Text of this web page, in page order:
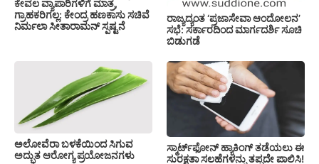
ಕೇವಲ ವ್ಯಾಪಾರಿಗಳಿಗೆ ಮಾತ್ರ,
ಗ್ರಾಹಕರಿಗಲ್ಲ: ಕೇಂದ್ರ ಹಣಕಾಸು ಸಚಿವೆ
ನಿರ್ಮಲಾ ಸೀತಾರಾಮನ್ ಸ್ಪಷ್ಟನೆ
ರಾಜ್ಯದ್ಯಂತ ‘ಪ್ರಜಾಸೇವಾ ಆಂದೋಲನ’
ಸಭೆ: ಸರ್ಕಾರದಿಂದ ಮಾರ್ಗದರ್ಶಿ ಸೂಚಿ
ಬಿಡುಗಡೆ
ಅಲೋವೆರಾ ಬಳಕೆಯಿಂದ ಸಿಗುವ
ಅದ್ಭುತ ಆರೋಗ್ಯ ಪ್ರಯೋಜನಗಳು
ಸ್ಮಾರ್ಟ್‌ಫೋನ್ ಹ್ಯಾಕಿಂಗ್ ತಡೆಯಲು ಈ
ಸುರಕ್ಷತಾ ಸಲಹೆಗಳನ್ನು ತಪ್ಪದೇ ಪಾಲಿಸಿ!